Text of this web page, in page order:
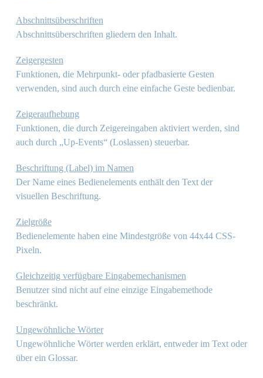
Abschnittsüberschriften
Abschnittsüberschriften gliedern den Inhalt.
Zeigergesten
Funktionen, die Mehrpunkt- oder pfadbasierte Gesten
verwenden, sind auch durch eine einfache Geste bedienbar.
Zeigeraufhebung
Funktionen, die durch Zeigereingaben aktiviert werden, sind
auch durch „Up-Events“ (Loslassen) steuerbar.
Beschriftung (Label) im Namen
Der Name eines Bedienelements enthält den Text der
visuellen Beschriftung.
Zielgröße
Bedienelemente haben eine Mindestgröße von 44x44 CSS-
Pixeln.
Gleichzeitig verfügbare Eingabemechanismen
Benutzer sind nicht auf eine einzige Eingabemethode
beschränkt.
Ungewöhnliche Wörter
Ungewöhnliche Wörter werden erklärt, entweder im Text oder
über ein Glossar.